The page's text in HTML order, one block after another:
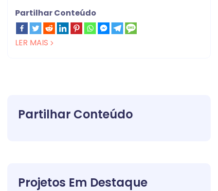
Partilhar Conteúdo
LER MAIS
Partilhar Conteúdo
Projetos Em Destaque